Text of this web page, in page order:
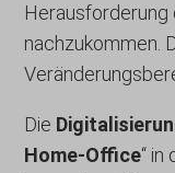
Herausforderung
nachzukommen.
Die
Home-Office“